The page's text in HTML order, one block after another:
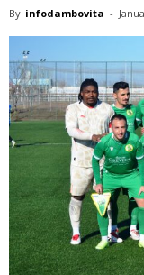
By infodambovita -